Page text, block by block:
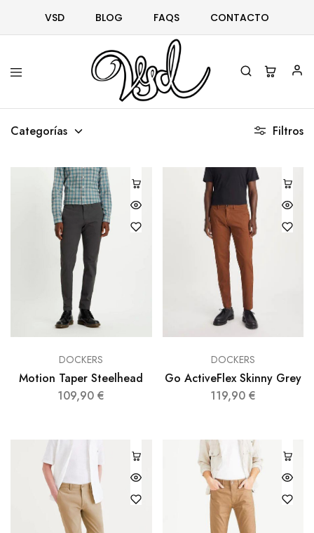
VSD BLOG FAQS CONTACTO
Vsd
Ropa
complementos
Categorías Filtros
DOCKERS
Motion Taper Steelhead
109,90€
DOCKERS
Go ActiveFlex Skinny Grey
119,90 €